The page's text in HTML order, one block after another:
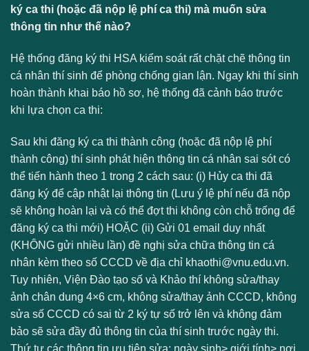
ký ca thi (hoặc đã nộp lệ phí ca thi) mà muốn sửa
thông tin như thế nào?
Hệ thống đăng ký thi HSA kiểm soát rất chặt chẽ thông tin
cá nhân thí sinh để phòng chống gian lận. Ngay khi thí sinh
hoàn thành khai báo hồ sơ, hệ thống đã cảnh báo trước
khi lựa chọn ca thi:
Sau khi đăng ký ca thi thành công (hoặc đã nộp lệ phí
thành công) thí sinh phát hiện thông tin cá nhân sai sót có
thể tiến hành theo 1 trong 2 cách sau: (i) Hủy ca thi đã
đăng ký để cập nhật lại thông tin (Lưu ý lệ phí nếu đã nộp
sẽ không hoàn lại và có thể đợt thi không còn chỗ trống để
đăng ký ca thi mới) HOẶC (ii) Gửi 01 email duy nhất
(KHÔNG gửi nhiều lần) đề nghị sửa chữa thông tin cá
nhân kèm theo số CCCD về địa chỉ khaothi@vnu.edu.vn.
Tuy nhiên, Viện Đào tạo số và Khảo thí không sửa/thay
ảnh chân dung 4×6 cm, không sửa/thay ảnh CCCD, không
sửa số CCCD có sai từ 2 ký tự số trở lên và không đảm
bảo sẽ sửa đầy đủ thông tin của thí sinh trước ngày thi.
Thứ tự các thông tin ưu tiên sửa: ngày sinh> giới tính> nơi